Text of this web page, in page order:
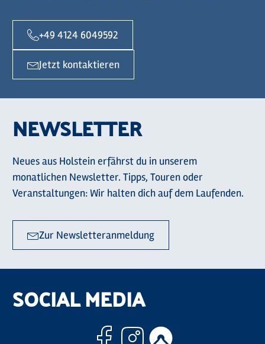
+49 4124 6049592
Jetzt kontaktieren
NEWSLETTER
Neues aus Holstein erfährst du in unserem
monatlichen Newsletter. Tipps, Touren oder
Veranstaltungen: Wir halten dich auf dem Laufenden.
Zur Newsletteranmeldung
SOCIAL MEDIA
Facebook
Instagram